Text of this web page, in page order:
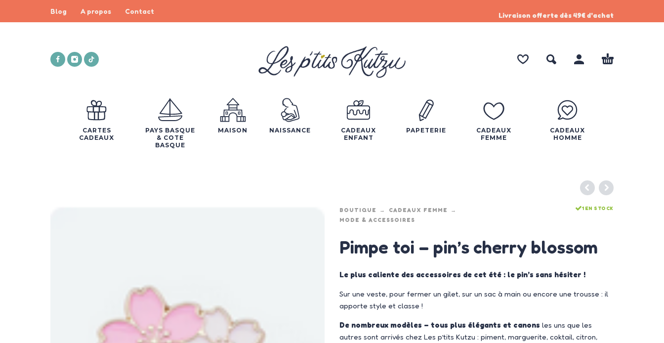
Blog A propos Contact Livraison offerte dès 49€ d'achat
CARTES
CADEAUX
PAYS BASQUE
& COTE
BASQUE
MAISON NAISSANCE
CADEAUX
ENFANT
PAPETERIE
CADEAUX
FEMME
CADEAUX
HOMME
BOUTIQUE
CADEAUX FEMME
MODE & ACCESSOIRES
1 EN STOCK
Pimpe toi – pin’s cherry blossom
Le plus caliente des accessoires de cet été : le pin’s sans hésiter !
Sur une veste, pour fermer un gilet, sur un sac à main ou encore une trousse : il
apporte style et classe !
De nombreux modèles – tous plus élégants et canons les uns que les
autres sont arrivés chez Les p’tits Kutzu : piment, marguerite, coktail, citron,